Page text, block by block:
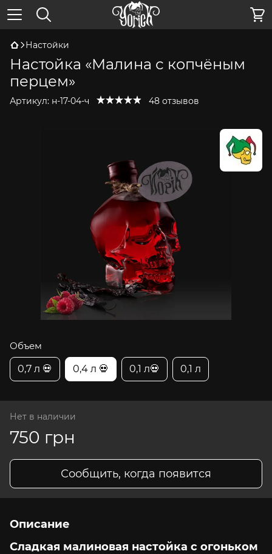
Настойки
Настойка «Малина с копчёным
перцем»
Артикул: н-17-04-ч 48 отзывов
Объем
0,7 л 💀
0,4 л 💀 0,1 л💀 0,1 л
Нет в наличии
750 грн
Сообщить, когда появится
Описание
Сладкая малиновая настойка с огоньком